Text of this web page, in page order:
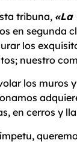
tribuna, «La
en segunda
los
nuestro
los muros
en cerros y